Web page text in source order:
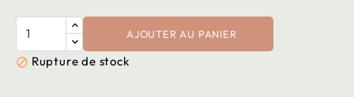
AJOUTER AU PANIER
 Rupture de stock